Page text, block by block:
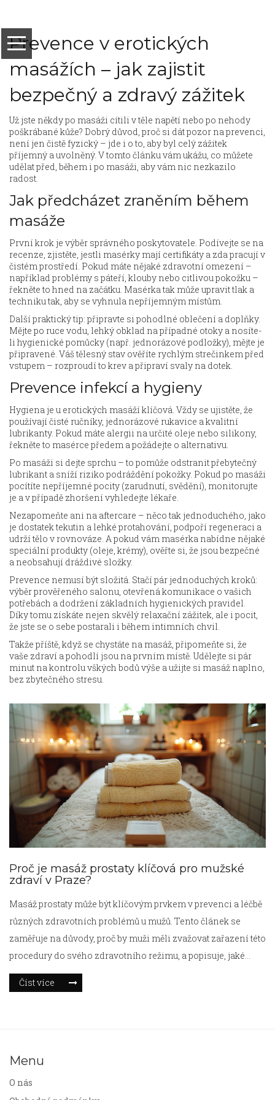
Prevence v erotických
masážích – jak zajistit
bezpečný a zdravý zážitek
Už jste někdy po masáži cítili v těle napětí nebo po nehody
poškrábané kůže? Dobrý důvod, proč si dát pozor na prevenci,
není jen čistě fyzický – jde i o to, aby byl celý zážitek
příjemný a uvolněný. V tomto článku vám ukážu, co můžete
udělat před, během i po masáži, aby vám nic nezkazilo
radost.
Jak předcházet zraněním během
masáže
První krok je výběr správného poskytovatele. Podívejte se na
recenze, zjistěte, jestli masérky mají certifikáty a zda pracují v
čistém prostředí. Pokud máte nějaké zdravotní omezení –
například problémy s páteří, klouby nebo citlivou pokožku –
řekněte to hned na začátku. Masérka tak může upravit tlak a
techniku tak, aby se vyhnula nepříjemným místům.
Další praktický tip: připravte si pohodlné oblečení a doplňky.
Mějte po ruce vodu, lehký obklad na případné otoky a nosíte-
li hygienické pomůcky (např. jednorázové podložky), mějte je
připravené. Váš tělesný stav ověříte rychlým strečinkem před
vstupem – rozproudí to krev a připraví svaly na dotek.
Prevence infekcí a hygieny
Hygiena je u erotických masáží klíčová. Vždy se ujistěte, že
používají čisté ručníky, jednorázové rukavice a kvalitní
lubrikanty. Pokud máte alergii na určité oleje nebo silikony,
řekněte to masérce předem a požádejte o alternativu.
Po masáži si dejte sprchu – to pomůže odstranit přebytečný
lubrikant a sníží riziko podráždění pokožky. Pokud po masáži
pocítíte nepříjemné pocity (zarudnutí, svědění), monitorujte
je a v případě zhoršení vyhledejte lékaře.
Nezapomeňte ani na aftercare – něco tak jednoduchého, jako
je dostatek tekutin a lehké protahování, podpoří regeneraci a
udrží tělo v rovnováze. A pokud vám masérka nabídne nějaké
speciální produkty (oleje, krémy), ověřte si, že jsou bezpečné
a neobsahují dráždivé složky.
Prevence nemusí být složitá. Stačí pár jednoduchých kroků:
výběr prověřeného salonu, otevřená komunikace o vašich
potřebách a dodržení základních hygienických pravidel.
Díky tomu získáte nejen skvělý relaxační zážitek, ale i pocit,
že jste se o sebe postarali i během intimních chvil.
Takže příště, když se chystáte na masáž, připomeňte si, že
vaše zdraví a pohodlí jsou na prvním místě. Udělejte si pár
minut na kontrolu vškých bodů výše a užijte si masáž naplno,
bez zbytečného stresu.
Proč je masáž prostaty klíčová pro mužské
zdraví v Praze?
Masáž prostaty může být klíčovým prvkem v prevenci a léčbě
různých zdravotních problémů u mužů. Tento článek se
zaměřuje na důvody, proč by muži měli zvažovat zařazení této
procedury do svého zdravotního režimu, a popisuje, jaké
benefity může masáž prostaty nabídnout. Čtenáři se dozví, jak
tento typ masáže pomáhá v prevenci určitých onemocnění a
Číst více
Menu
O nás